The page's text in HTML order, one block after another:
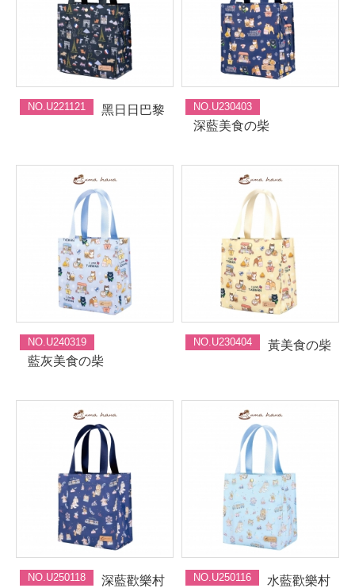
NO.U221121 黑日日巴黎 NO.U230403
深藍美食の柴
NO.U240319
藍灰美食の柴
NO.U230404 黃美食の柴
NO.U250118 深藍歡樂村 NO.U250116 水藍歡樂村